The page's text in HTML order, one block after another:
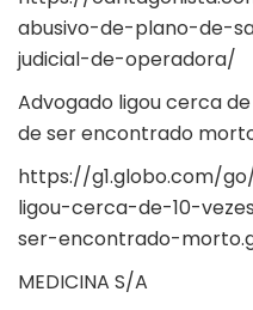
abusivo-de-plano-de-
judicial-de-operadora/
Advogado ligou cerca
de ser encontrado
https://g1.globo.com/
ligou-cerca-de-10-
ser-encontrado-
MEDICINA S/A